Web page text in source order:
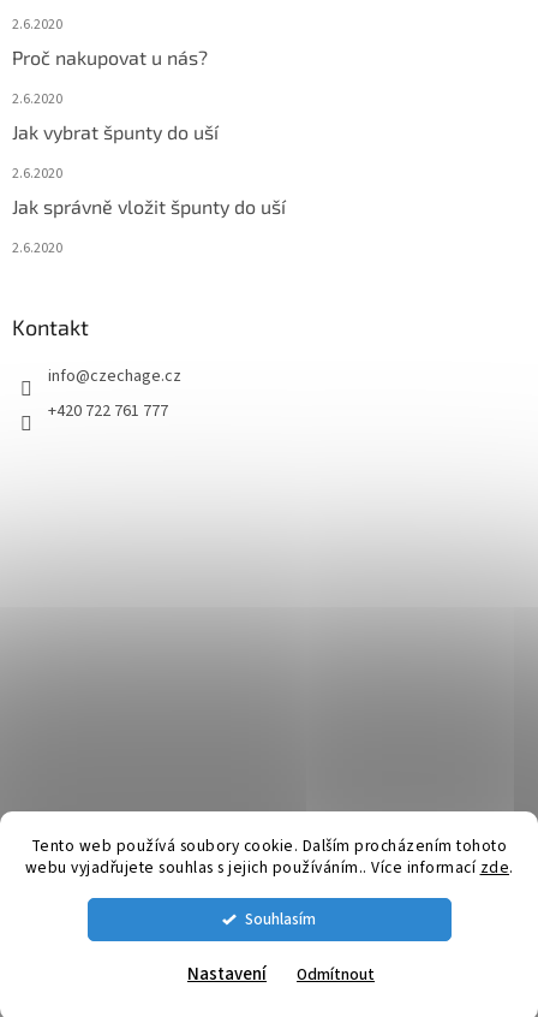
Tento web používá soubory cookie. Dalším procházením tohoto
webu vyjadřujete souhlas s jejich používáním.. Více informací zde.
Souhlasím
Nastavení Odmítnout
2.6.2020
Proč nakupovat u nás?
2.6.2020
Jak vybrat špunty do uší
2.6.2020
Jak správně vložit špunty do uší
2.6.2020
Kontakt
info@czechage.cz
+420 722 761 777
SpuntyDoUsi.cz